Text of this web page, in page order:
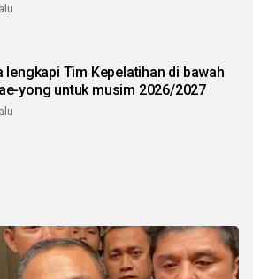
lengkapi Tim Kepelatihan di bawah
yong untuk musim 2026/2027